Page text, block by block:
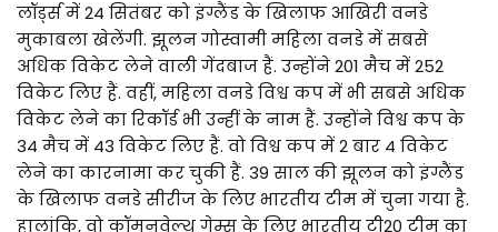
लॉर्ड्स में 24 सितंबर को इंग्लैंड के खिलाफ आखिरी वनडे
मुकाबला खेलेंगी. झूलन गोस्वामी महिला वनडे में सबसे
अधिक विकेट लेने वाली गेंदबाज हैं. उन्होंने 201 मैच में 252
विकेट लिए हैं. वहीं, महिला वनडे विश्व कप में भी सबसे अधिक
विकेट लेने का रिकॉर्ड भी उन्हीं के नाम हैं. उन्होंने विश्व कप के
34 मैच में 43 विकेट लिए हैं. वो विश्व कप में 2 बार 4 विकेट
लेने का कारनामा कर चुकी हैं. 39 साल की झूलन को इंग्लैंड
के खिलाफ वनडे सीरीज के लिए भारतीय टीम में चुना गया है.
हालांकि, वो कॉमनवेल्थ गेम्स के लिए भारतीय टी20 टीम का